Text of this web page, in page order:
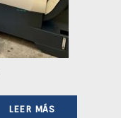
LEER MÁS